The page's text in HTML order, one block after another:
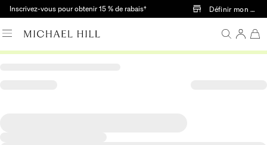
Passer au contenu principal
Inscrivez-vous pour obtenir 15 % de rabais† Définir mon